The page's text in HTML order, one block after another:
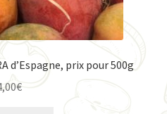
d’Espagne, prix pour 500g
€